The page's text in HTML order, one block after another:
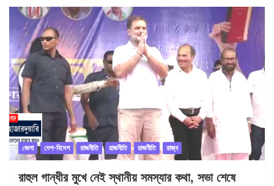
জেলা দেশ-বিদেশ রাজনীতি রাজনীতি রাজনীতি রাজ্য
রাহুল গান্ধীর মুখে নেই স্থানীয় সমস্যার কথা, সভা শেষে